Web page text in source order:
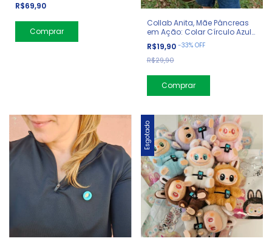
R$69,90
Collab Anita, Mãe Pâncreas
em Ação: Colar Círculo Azul
Diabetes
R$19,90 -33% OFF
R$29,90
Esgotado